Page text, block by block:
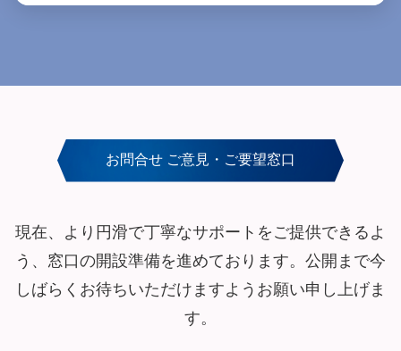
お問合せ ご意見・ご要望窓口
現在、より円滑で丁寧なサポートをご提供できるよ
う、窓口の開設準備を進めております。公開まで今
しばらくお待ちいただけますようお願い申し上げま
す。